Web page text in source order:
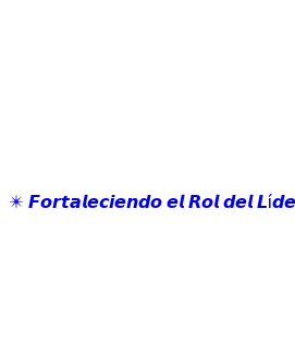
✴️ 𝙁𝙤𝙧𝙩𝙖𝙡𝙚𝙘𝙞𝙚𝙣𝙙𝙤 𝙚𝙡 𝙍𝙤𝙡 𝙙𝙚𝙡